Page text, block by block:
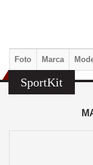
Foto Marca
SportKit